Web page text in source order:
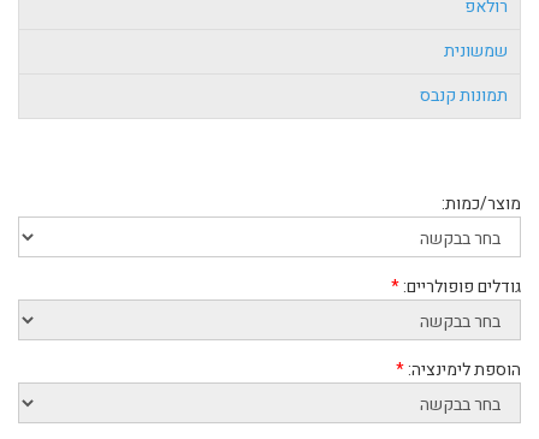
רולאפ
שמשונית
תמונות קנבס
מוצר/כמות:
גודלים פופולריים:*
הוספת לימינציה:*